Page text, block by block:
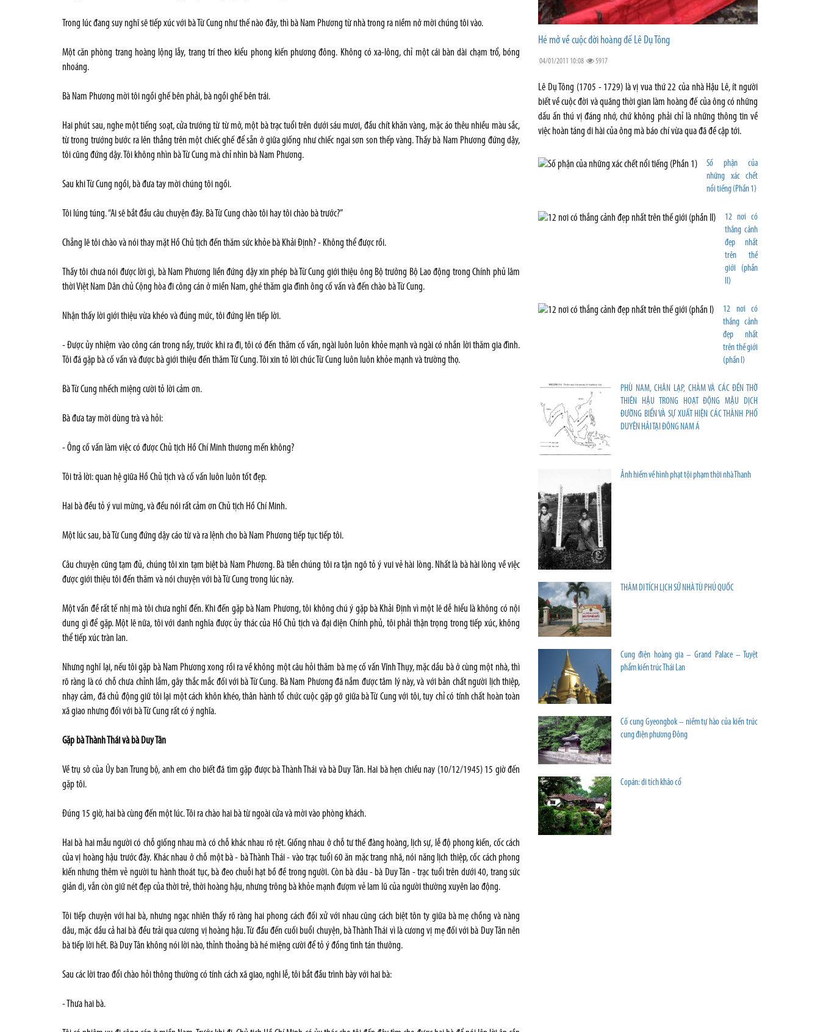
Trong lúc đang suy nghĩ sẽ tiếp xúc với bà Từ Cung như thế nào đây, thì bà Nam Phương từ nhà trong ra niềm nở mời chúng tôi vào.
Một căn phòng trang hoàng lộng lẫy, trang trí theo kiểu phong kiến phương đông. Không có xa-lông, chỉ một cái bàn dài chạm trổ, bóng
nhoáng.
Bà Nam Phương mời tôi ngồi ghế bên phải, bà ngồi ghế bên trái.
Hai phút sau, nghe một tiếng soạt, cửa trướng từ từ mở, một bà trạc tuổi trên dưới sáu mươi, đầu chít khăn vàng, mặc áo thêu nhiều màu sắc,
từ trong trướng bước ra lên thẳng trên một chiếc ghế để sẵn ở giữa giống như chiếc ngai sơn son thếp vàng. Thấy bà Nam Phương đứng dậy,
tôi cũng đứng dậy. Tôi không nhìn bà Từ Cung mà chỉ nhìn bà Nam Phương.
Sau khi Từ Cung ngồi, bà đưa tay mời chúng tôi ngồi.
Tôi lúng túng. “Ai sẽ bắt đầu câu chuyện đây. Bà Từ Cung chào tôi hay tôi chào bà trước?”
Chẳng lẽ tôi chào và nói thay mặt Hồ Chủ tịch đến thăm sức khỏe bà Khải Định? - Không thể được rồi.
Thấy tôi chưa nói được lời gì, bà Nam Phương liền đứng dậy xin phép bà Từ Cung giới thiệu ông Bộ trưởng Bộ Lao động trong Chính phủ lâm
thời Việt Nam Dân chủ Cộng hòa đi công cán ở miền Nam, ghé thăm gia đình ông cố vấn và đến chào bà Từ Cung.
Nhận thấy lời giới thiệu vừa khéo và đúng mức, tôi đứng lên tiếp lời.
- Được ủy nhiệm vào công cán trong nầy, trước khi ra đi, tôi có đến thăm cố vấn, ngài luôn luôn khỏe mạnh và ngài có nhắn lời thăm gia đình.
Tôi đã gặp bà cố vấn và được bà giới thiệu đến thăm Từ Cung. Tôi xin tỏ lời chúc Từ Cung luôn luôn khỏe mạnh và trường thọ.
Bà Từ Cung nhếch miệng cười tỏ lời cảm ơn.
Bà đưa tay mời dùng trà và hỏi:
- Ông cố vấn làm việc có được Chủ tịch Hồ Chí Minh thương mến không?
Tôi trả lời: quan hệ giữa Hồ Chủ tịch và cố vấn luôn luôn tốt đẹp.
Hai bà đều tỏ ý vui mừng, và đều nói rất cảm ơn Chủ tịch Hồ Chí Minh.
Một lúc sau, bà Từ Cung đứng dậy cáo từ và ra lệnh cho bà Nam Phương tiếp tục tiếp tôi.
Câu chuyện cũng tạm đủ, chúng tôi xin tạm biệt bà Nam Phương. Bà tiễn chúng tôi ra tận ngõ tỏ ý vui vẻ hài lòng. Nhất là bà hài lòng về việc
được giới thiệu tôi đến thăm và nói chuyện với bà Từ Cung trong lúc này.
Một vấn đề rất tế nhị mà tôi chưa nghĩ đến. Khi đến gặp bà Nam Phương, tôi không chú ý gặp bà Khải Định vì một lẽ dễ hiểu là không có nội
dung gì để gặp. Một lẽ nữa, tôi với danh nghĩa được ủy thác của Hồ Chủ tịch và đại diện Chính phủ, tôi phải thận trọng trong tiếp xúc, không
thể tiếp xúc tràn lan.
Nhưng nghĩ lại, nếu tôi gặp bà Nam Phương xong rồi ra về không một câu hỏi thăm bà mẹ cố vấn Vĩnh Thụy, mặc dầu bà ở cùng một nhà, thì
rõ ràng là có chỗ chưa chỉnh lắm, gây thắc mắc đối với bà Từ Cung. Bà Nam Phương đã nắm được tâm lý này, và với bản chất người lịch thiệp,
nhạy cảm, đã chủ động giữ tôi lại một cách khôn khéo, thân hành tổ chức cuộc gặp gỡ giữa bà Từ Cung với tôi, tuy chỉ có tính chất hoàn toàn
xã giao nhưng đối với bà Từ Cung rất có ý nghĩa.
Gặp bà Thành Thái và bà Duy Tân
Về trụ sở của Ủy ban Trung bộ, anh em cho biết đã tìm gặp được bà Thành Thái và bà Duy Tân. Hai bà hẹn chiều nay (10/12/1945) 15 giờ đến
gặp tôi.
Đúng 15 giờ, hai bà cùng đến một lúc. Tôi ra chào hai bà từ ngoài cửa và mời vào phòng khách.
Hai bà hai mẫu người có chỗ giống nhau mà có chỗ khác nhau rõ rệt. Giống nhau ở chỗ tư thế đàng hoàng, lịch sự, lễ độ phong kiến, cốc cách
của vị hoàng hậu trước đây. Khác nhau ở chỗ một bà - bà Thành Thái - vào trạc tuổi 60 ăn mặc trang nhã, nói năng lịch thiệp, cốc cách phong
kiến nhưng thêm vẻ người tu hành thoát tục, bà đeo chuỗi hạt bồ đề trong người. Còn bà dâu - bà Duy Tân - trạc tuổi trên dưới 40, trang sức
giản dị, vẫn còn giữ nét đẹp của thời trẻ, thời hoàng hậu, nhưng trông bà khỏe mạnh đượm vẻ lam lũ của người thường xuyên lao động.
Tôi tiếp chuyện với hai bà, nhưng ngạc nhiên thấy rõ ràng hai phong cách đối xử với nhau cũng cách biệt tôn ty giữa bà mẹ chồng và nàng
dâu, mặc dầu cả hai bà đều trải qua cương vị hoàng hậu. Từ đầu đến cuối buổi chuyện, bà Thành Thái vì là cương vị mẹ đối với bà Duy Tân nên
bà tiếp lời hết. Bà Duy Tân không nói lời nào, thỉnh thoảng bà hé miệng cười để tỏ ý đồng tình tán thưởng.
Sau các lời trao đổi chào hỏi thông thường có tính cách xã giao, nghi lễ, tôi bắt đầu trình bày với hai bà:
- Thưa hai bà.
Hé mở về cuộc đời hoàng đế Lê Dụ Tông
04/01/2011 10:08 5917
Lê Dụ Tông (1705 - 1729) là vị vua thứ 22 của nhà Hậu Lê, ít người
biết về cuộc đời và quãng thời gian làm hoàng đế của ông có những
dấu ấn thú vị đáng nhớ, chứ không phải chỉ là những thông tin về
việc hoàn táng di hài của ông mà báo chí vừa qua đã đề cập tới.
Số phận của
những xác chết
nổi tiếng (Phần 1)
12 nơi có
thắng cảnh
đẹp nhất
trên thế
giới (phần
II)
12 nơi có
thắng cảnh
đẹp nhất
trên thế giới
(phần I)
PHÙ NAM, CHÂN LẠP, CHÀM VÀ CÁC ĐỀN THỜ
THIÊN HẬU TRONG HOẠT ĐỘNG MẬU DỊCH
ĐƯỜNG BIỂN VÀ SỰ XUẤT HIỆN CÁC THÀNH PHỐ
DUYÊN HẢI TẠI ĐÔNG NAM Á
Ảnh hiếm về hình phạt tội phạm thời nhà Thanh
THĂM DI TÍCH LỊCH SỬ NHÀ TÙ PHÚ QUỐC
Cung điện hoàng gia – Grand Palace – Tuyệt
phẩm kiến trúc Thái Lan
Cố cung Gyeongbok – niềm tự hào của kiến trúc
cung điện phương Đông
Copán: di tích khảo cổ